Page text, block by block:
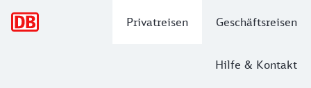
Privatreisen Geschäftsreisen
Hilfe & Kontakt